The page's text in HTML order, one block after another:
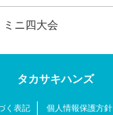
ミニ四大会
タカサキハンズ
く表記 個人情報保護方針